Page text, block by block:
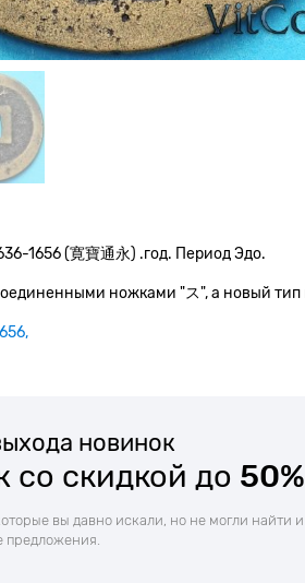
1656 (寛寶通永) .год. Период Эдо.
ножками "ス", а новый
новинок
со скидкой до 50%
вы давно искали, но не могли найти и
предложения.